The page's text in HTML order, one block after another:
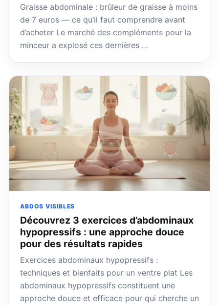
Graisse abdominale : brûleur de graisse à moins
de 7 euros — ce qu’il faut comprendre avant
d’acheter Le marché des compléments pour la
minceur a explosé ces dernières …
ABDOS VISIBLES
Découvrez 3 exercices d’abdominaux
hypopressifs : une approche douce
pour des résultats rapides
Exercices abdominaux hypopressifs :
techniques et bienfaits pour un ventre plat Les
abdominaux hypopressifs constituent une
approche douce et efficace pour qui cherche un